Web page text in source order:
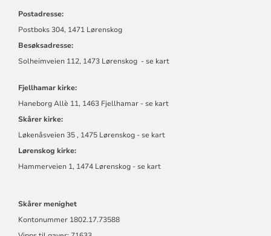
Postadresse:
Postboks 304, 1471 Lørenskog
Besøksadresse:
Solheimveien 112, 1473 Lørenskog - se kart
Fjellhamar kirke:
Haneborg Allè 11, 1463 Fjellhamar - se kart
Skårer kirke:
Løkenåsveien 35 , 1475 Lørenskog - se kart
Lørenskog kirke:
Hammerveien 1, 1474 Lørenskog - se kart
Skårer menighet
Kontonummer 1802.17.73588